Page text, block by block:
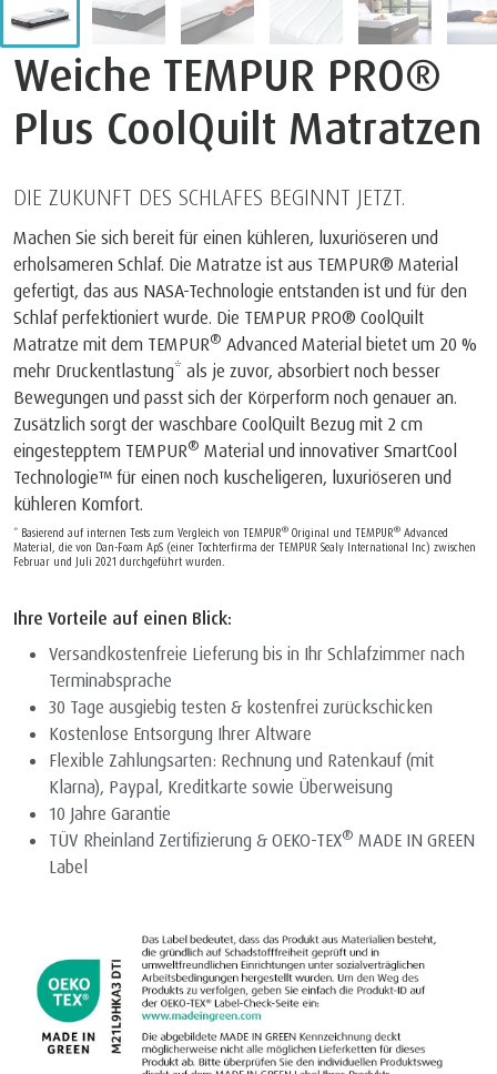
Weiche TEMPUR PRO®
Plus CoolQuilt Matratzen
DIE ZUKUNFT DES SCHLAFES BEGINNT JETZT.
Machen Sie sich bereit für einen kühleren, luxuriöseren und
erholsameren Schlaf. Die Matratze ist aus TEMPUR® Material
gefertigt, das aus NASA-Technologie entstanden ist und für den
Schlaf perfektioniert wurde. Die TEMPUR PRO® CoolQuilt
Matratze mit dem TEMPUR® Advanced Material bietet um 20 %
mehr Druckentlastung* als je zuvor, absorbiert noch besser
Bewegungen und passt sich der Körperform noch genauer an.
Zusätzlich sorgt der waschbare CoolQuilt Bezug mit 2 cm
eingestepptem TEMPUR® Material und innovativer SmartCool
Technologie™ für einen noch kuscheligeren, luxuriöseren und
kühleren Komfort.
* Basierend auf internen Tests zum Vergleich von TEMPUR® Original und TEMPUR® Advanced
Material, die von Dan-Foam ApS (einer Tochterfirma der TEMPUR Sealy International Inc) zwischen
Februar und Juli 2021 durchgeführt wurden.
Ihre Vorteile auf einen Blick:
Versandkostenfreie Lieferung bis in Ihr Schlafzimmer nach
Terminabsprache
30 Tage ausgiebig testen & kostenfrei zurückschicken
Kostenlose Entsorgung Ihrer Altware
Flexible Zahlungsarten: Rechnung und Ratenkauf (mit
Klarna), Paypal, Kreditkarte sowie Überweisung
10 Jahre Garantie
TÜV Rheinland Zertifizierung & OEKO-TEX® MADE IN GREEN
Label